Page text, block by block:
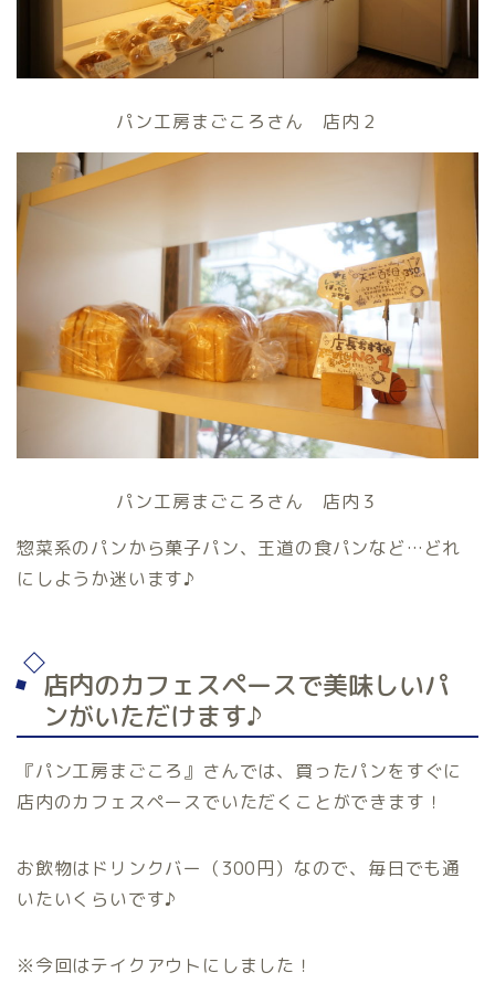
パン工房まごころさん 店内２
パン工房まごころさん 店内３
惣菜系のパンから菓子パン、王道の食パンなど…どれ
にしようか迷います♪
店内のカフェスペースで美味しいパ
ンがいただけます♪
『パン工房まごころ』さんでは、買ったパンをすぐに
店内のカフェスペースでいただくことができます！
お飲物はドリンクバー（300円）なので、毎日でも通
いたいくらいです♪
※今回はテイクアウトにしました！